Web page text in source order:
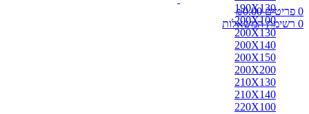
0 פריטים ₪0.00
0 רשימת המשאלות
190X130
200X100
200X130
200X140
200X150
200X200
210X130
210X140
220X100